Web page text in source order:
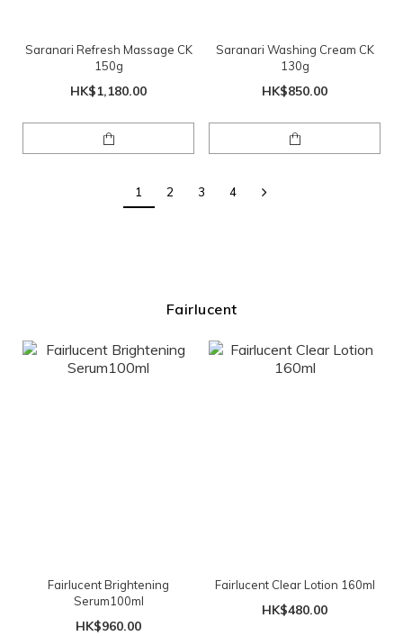
Saranari Refresh Massage CK
150g
HK$1,180.00
Saranari Washing Cream CK
130g
HK$850.00
1 2 3 4
Fairlucent
Fairlucent Brightening
Serum100ml
HK$960.00
Fairlucent Clear Lotion 160ml
HK$480.00